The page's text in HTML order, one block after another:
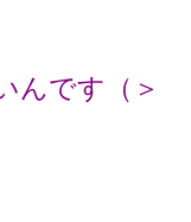
んです（＞